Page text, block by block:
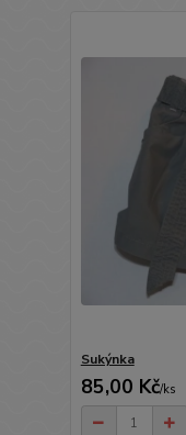
Sukýnka
85,00 Kč/ks